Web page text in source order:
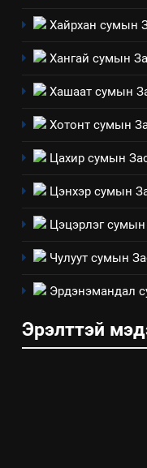
8
Хайрхан сумын
Хангай сумын
Хашаат сумын
Хотонт сумын
Цахир сумын
Цэнхэр сумын
Цэцэрлэг
Чулуут сумын
Эрдэнэмандал
Эрэлттэй